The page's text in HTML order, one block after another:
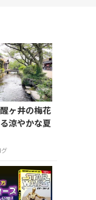
醒ヶ井の梅花
涼やかな夏